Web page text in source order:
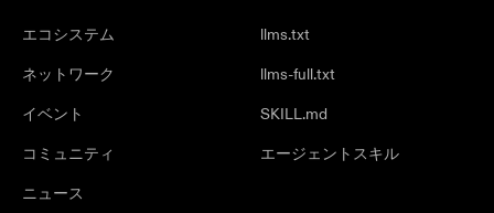
エコシステム
ネットワーク
イベント
コミュニティ
ニュース
llms.txt
llms-full.txt
SKILL.md
エージェントスキル